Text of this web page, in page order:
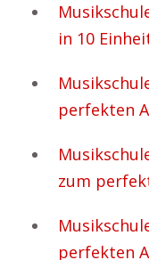
in 10
perfekten
zum
perfekten